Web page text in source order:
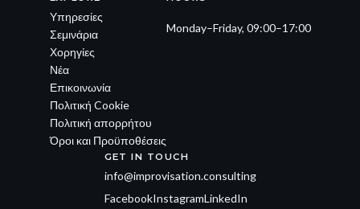
Υπηρεσίες
Σεμινάρια
Χορηγίες
Νέα
Επικοινωνία
Πολιτική Cookie
Πολιτική απορρήτου
Όροι και Προϋποθέσεις
Monday–Friday, 09:00–17:00
GET IN TOUCH
info@improvisation.consulting
FacebookInstagramLinkedIn